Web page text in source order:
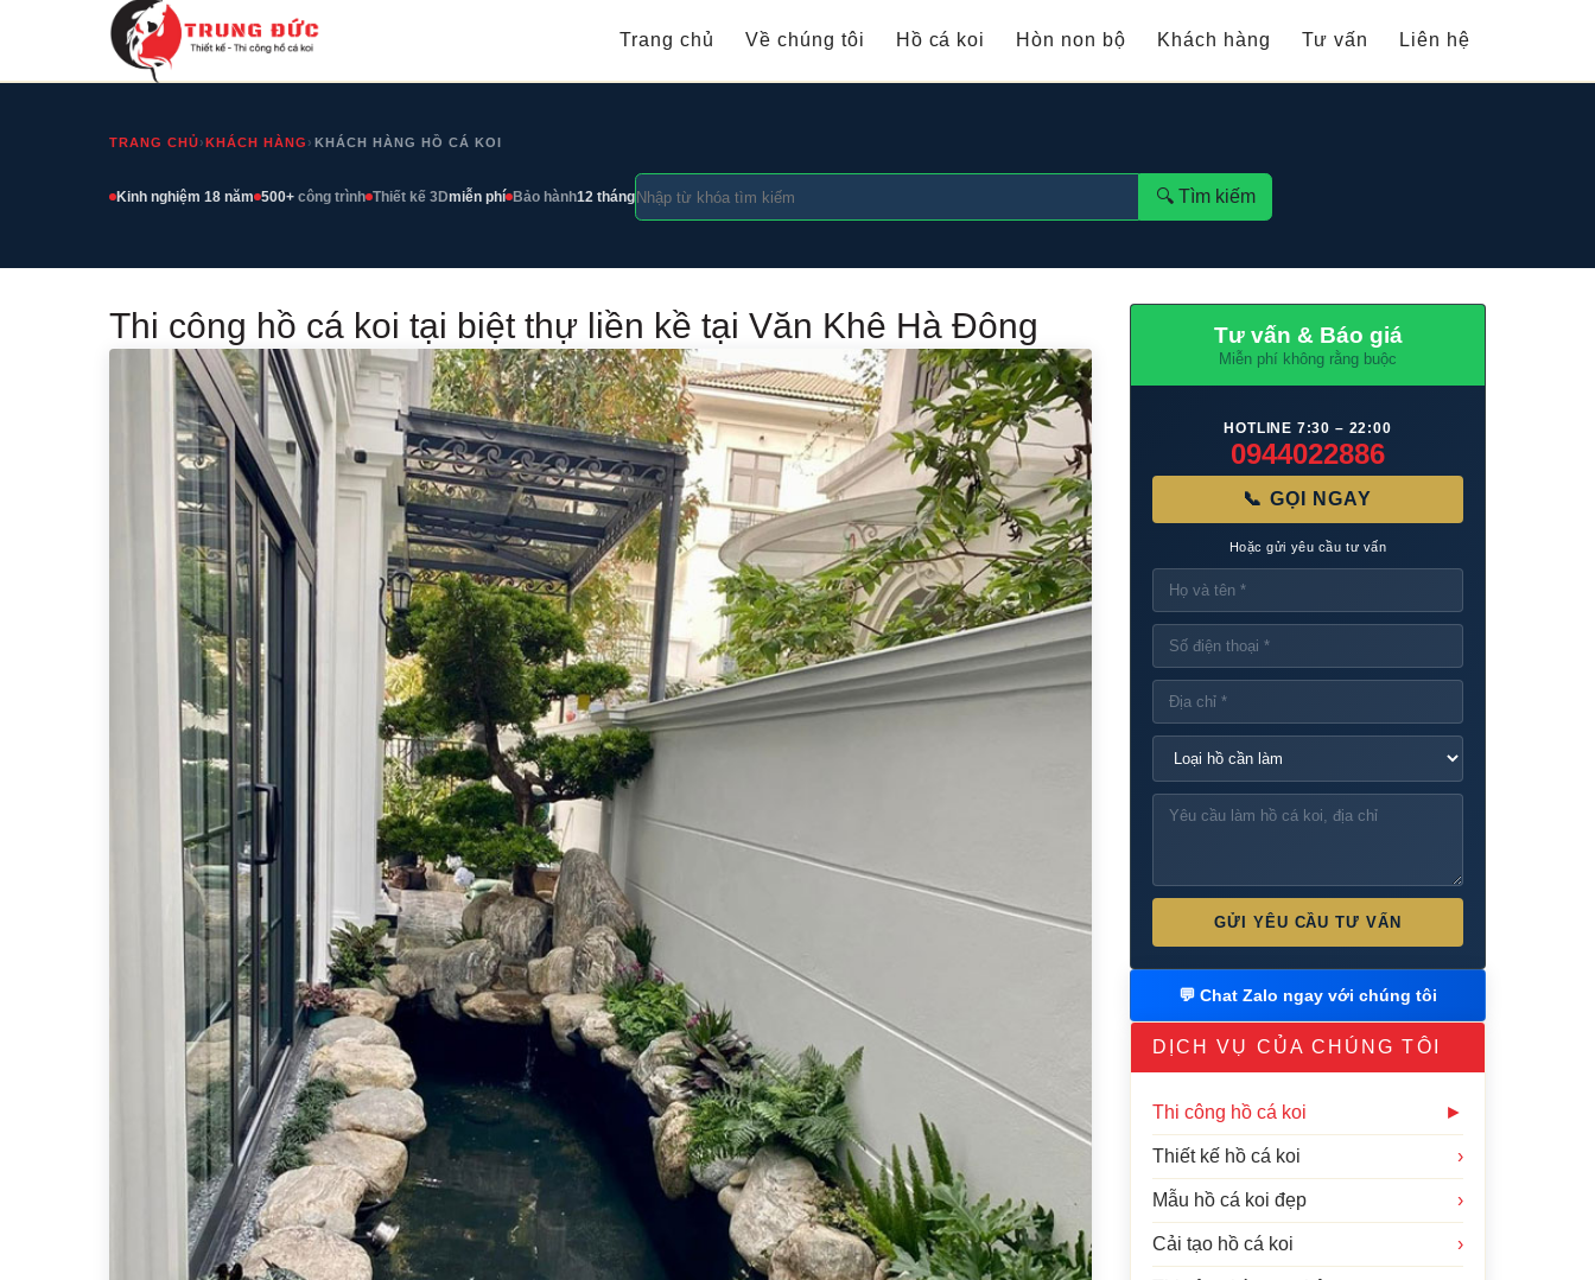
Trang chủ Về chúng tôi Hồ cá koi Hòn non bộ Khách hàng Tư vấn Liên hệ
TRANG CHỦ›KHÁCH HÀNG › KHÁCH HÀNG HỒ CÁ KOI
Kinh nghiệm 18 năm 500+ công trình Thiết kế 3Dmiễn phí Bảo hành12 tháng 🔍︎ Tìm kiếm
Thi công hồ cá koi tại biệt thự liền kề tại Văn Khê Hà Đông Tư vấn & Báo giá
Miễn phí không rằng buộc
HOTLINE 7:30 – 22:00
0944022886
📞 GỌI NGAY
Hoặc gửi yêu cầu tư vấn
GỬI YÊU CẦU TƯ VẤN
💬 Chat Zalo ngay với chúng tôi
DỊCH VỤ CỦA CHÚNG TÔI
Thi công hồ cá koi ►
Thiết kế hồ cá koi ›
Mẫu hồ cá koi đẹp ›
Cải tạo hồ cá koi ›